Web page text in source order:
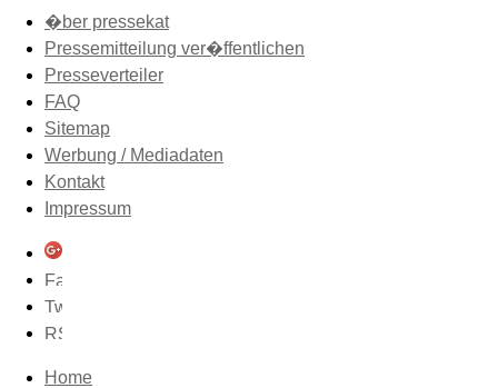
�ber pressekat
Pressemitteilung ver�ffentlichen
Presseverteiler
FAQ
Sitemap
Werbung / Mediadaten
Kontakt
Impressum
Home